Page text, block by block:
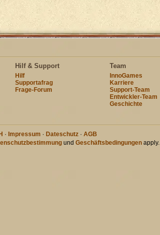
Hilf & Support
Hilf
Supportafrag
Frage-Forum
Team
InnoGames
Karriere
Support-Team
Entwickler-Team
Geschichte
· Impressum · Dateschutz · AGB
und Geschäftsbedingungen apply.